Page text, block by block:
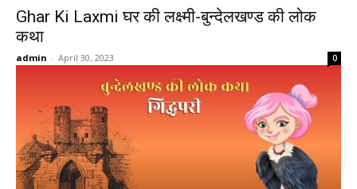
Ghar Ki Laxmi घर की लक्ष्मी-बुन्देलखण्ड की लोक
कथा
admin - April 30, 2023 0